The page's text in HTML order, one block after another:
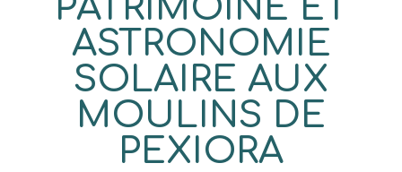
PATRIMOINE ET
ASTRONOMIE
SOLAIRE AUX
MOULINS DE
PEXIORA